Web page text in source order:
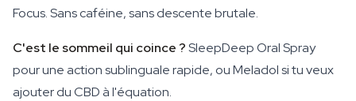
Focus. Sans caféine, sans descente brutale.
C'est le sommeil qui coince ?SleepDeep Oral Spray
pour une action sublinguale rapide, ou Meladol si tu veux
ajouter du CBD à l'équation.